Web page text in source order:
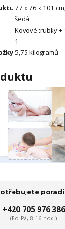
77 x 76 x 101
šedá
Kovové trubky +
1
5,75 kilogramů
+420 705 976 386
(Po-Pá, 8-16 hod.)